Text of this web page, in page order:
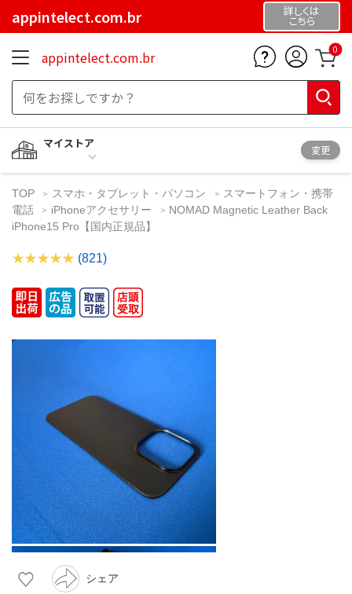
appintelect.com.br 詳しくは
こちら
appintelect.com.br 0
マイストア
変更
TOP スマホ・タブレット・パソコン
スマートフォン・携帯
電話
iPhoneアクセサリー
NOMAD Magnetic Leather Back
iPhone15 Pro【国内正規品】
(821)
シェア